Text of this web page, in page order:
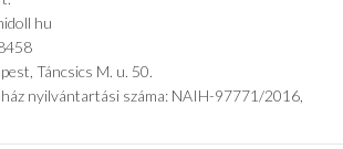
hu
Táncsics M. u. 50.
nyilvántartási száma: NAIH-97771/2016,